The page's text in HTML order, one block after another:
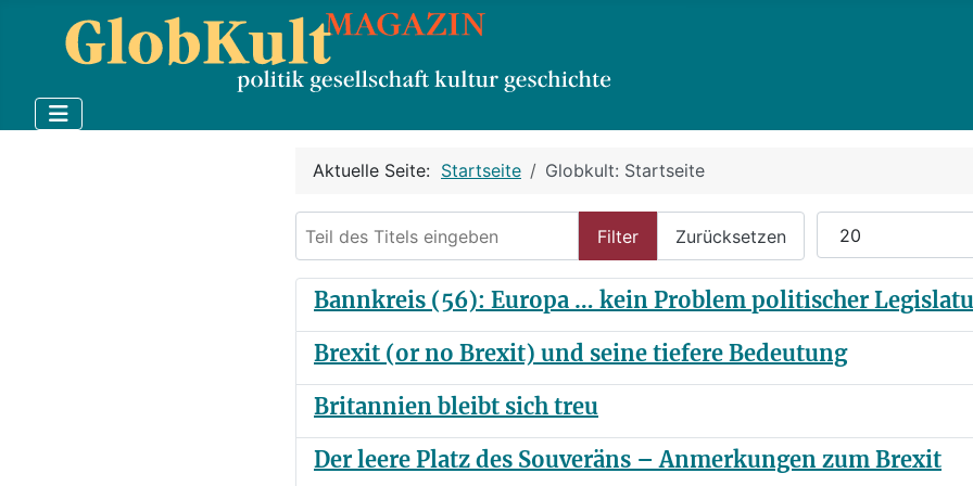
Aktuelle Seite: Startseite Globkult: Startseite
Filter Zurücksetzen
Anzeige #
Bannkreis (56): Europa … kein Problem politischer
Brexit (or no Brexit) und seine tiefere Bedeutung
Britannien bleibt sich treu
Der leere Platz des Souveräns – Anmerkungen zum Brexit